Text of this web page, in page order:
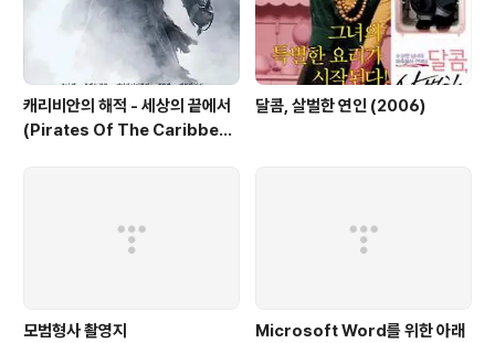
캐리비안의 해적 - 세상의 끝에서
(Pirates Of The Caribbea
달콤, 살벌한 연인 (2006)
모범형사 촬영지
Microsoft Word를 위한 아래